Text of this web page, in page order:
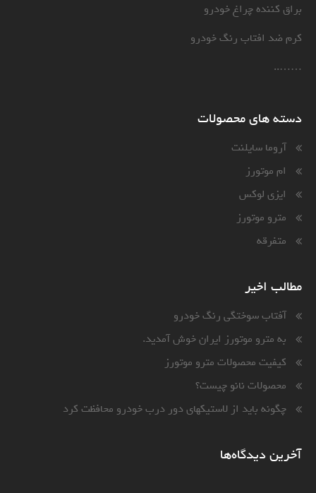
براق کننده چراغ خودرو
کرم ضد افتاب رنگ خودرو
……..
دسته های محصولات
آروما سایلنت
ام موتورز
ایزی لوکس
مترو موتورز
متفرقه
مطالب اخیر
آفتاب سوختگی رنگ خودرو
به مترو موتورز ایران خوش آمدید.
کیفیت محصولات مترو موتورز
محصولات نانو چیست؟
چگونه باید از لاستیکهای دور درب خودرو محافظت کرد
آخرین دیدگاه‌ها